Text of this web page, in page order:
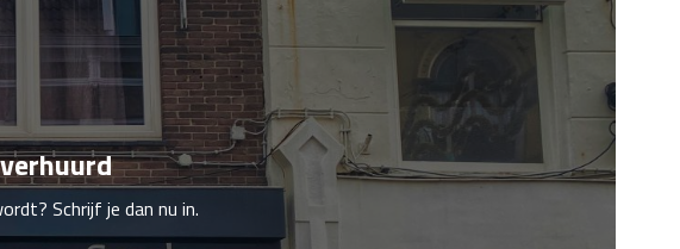
Schrijf je dan nu in.